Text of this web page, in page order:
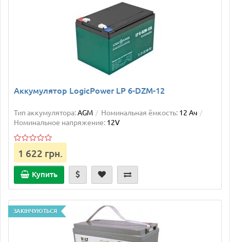
Аккумулятор LogicPower LP 6-DZM-12
Тип аккумулятора:AGM Номинальная ёмкость: 12 Ач
Номинальное напряжение: 12V
1 622 грн.
Купить
ЗАКІНЧУЮТЬСЯ